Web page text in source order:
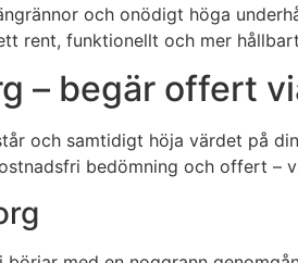
och onödigt höga
rent, funktionellt och mer
– begär offert
och samtidigt höja värdet på
bedömning och offert –